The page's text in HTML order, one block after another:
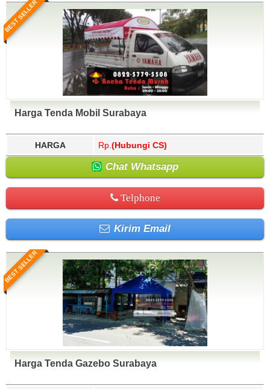
BEST SELLER
Harga Tenda Mobil Surabaya
HARGA Rp. (Hubungi CS)
Chat Whatsapp
Telphone
Kirim Email
BEST SELLER
Harga Tenda Gazebo Surabaya